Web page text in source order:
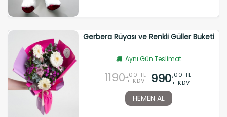
Gerbera Rüyası ve Renkli Güller Buketi
Aynı Gün Teslimat
1190 ,00 TL
+ KDV 990,00 TL
+ KDV
HEMEN AL